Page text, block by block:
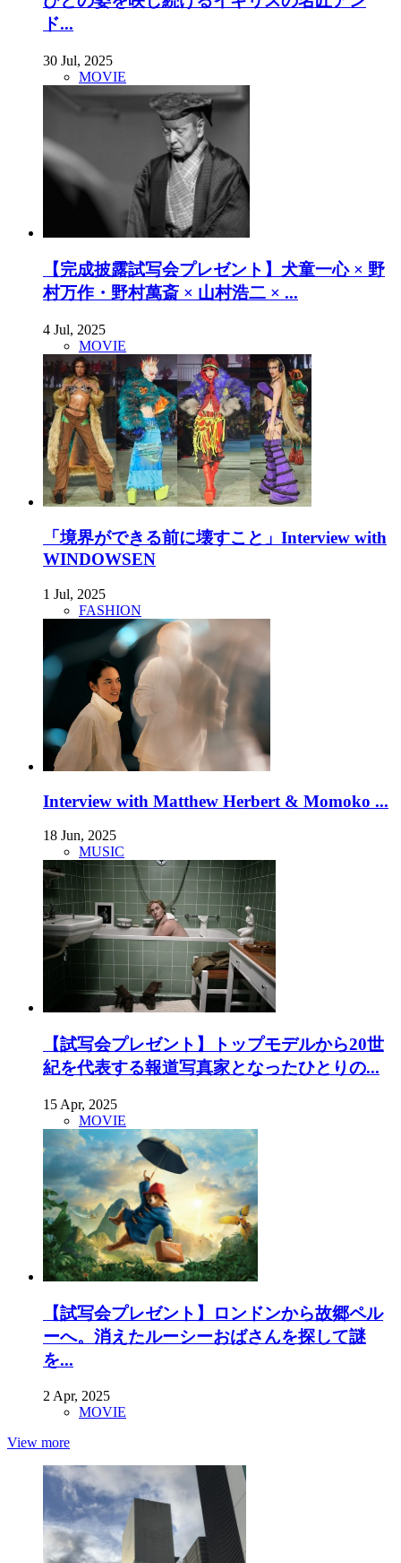
ド...
30 Jul, 2025
MOVIE
【完成披露試写会プレゼント】犬童一心 × 野
村万作・野村萬斎 × 山村浩二 × ...
4 Jul, 2025
MOVIE
「境界ができる前に壊すこと」Interview with
WINDOWSEN
1 Jul, 2025
FASHION
Interview with Matthew Herbert & Momoko ...
18 Jun, 2025
MUSIC
【試写会プレゼント】トップモデルから20世
紀を代表する報道写真家となったひとりの...
15 Apr, 2025
MOVIE
【試写会プレゼント】ロンドンから故郷ペル
ーへ。消えたルーシーおばさんを探して謎
を...
2 Apr, 2025
MOVIE
View more